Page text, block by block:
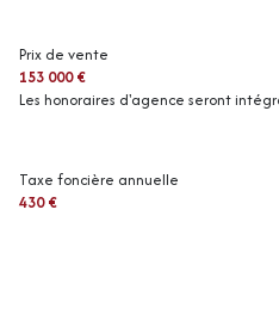
Prix de vente
153 000 €
Les honoraires d'agence seront
Taxe foncière annuelle
430 €